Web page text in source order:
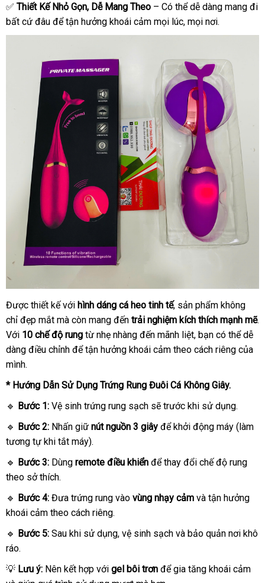
✅ Thiết Kế Nhỏ Gọn, Dễ Mang Theo – Có thể dễ dàng mang đi
bất cứ đâu để tận hưởng khoái cảm mọi lúc, mọi nơi.
Được thiết kế với hình dáng cá heo tinh tế, sản phẩm không
chỉ đẹp mắt mà còn mang đến trải nghiệm kích thích mạnh mẽ.
Với 10 chế độ rung từ nhẹ nhàng đến mãnh liệt, bạn có thể dễ
dàng điều chỉnh để tận hưởng khoái cảm theo cách riêng của
mình.
* Hướng Dẫn Sử Dụng Trứng Rung Đuôi Cá Không Giây.
🔹 Bước 1: Vệ sinh trứng rung sạch sẽ trước khi sử dụng.
🔹 Bước 2: Nhấn giữ nút nguồn 3 giây để khởi động máy (làm
tương tự khi tắt máy).
🔹 Bước 3: Dùng remote điều khiển để thay đổi chế độ rung
theo sở thích.
🔹 Bước 4: Đưa trứng rung vào vùng nhạy cảm và tận hưởng
khoái cảm theo cách riêng.
🔹 Bước 5: Sau khi sử dụng, vệ sinh sạch và bảo quản nơi khô
ráo.
💡 Lưu ý: Nên kết hợp với gel bôi trơn để gia tăng khoái cảm